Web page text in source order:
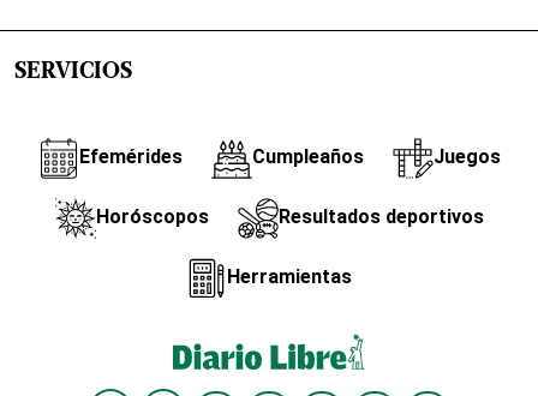
SERVICIOS
Efemérides Cumpleaños Juegos
Horóscopos Resultados deportivos
Herramientas